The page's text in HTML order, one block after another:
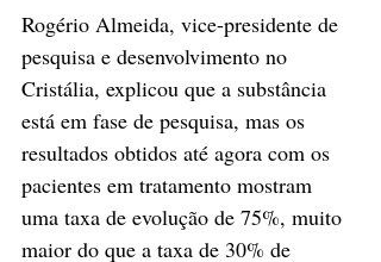
Rogério Almeida, vice-presidente de
pesquisa e desenvolvimento no
Cristália, explicou que a substância
está em fase de pesquisa, mas os
resultados obtidos até agora com os
pacientes em tratamento mostram
uma taxa de evolução de 75%, muito
maior do que a taxa de 30% de